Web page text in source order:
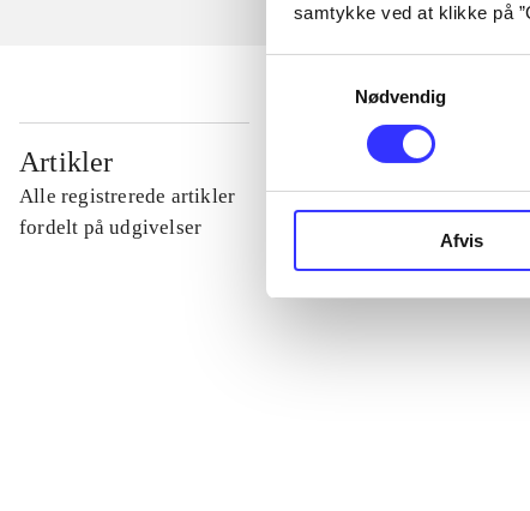
samtykke ved at klikke på
Nødvendig
Afvis
Artikler
Alle registrerede artikler
fordelt på udgivelser
...
...